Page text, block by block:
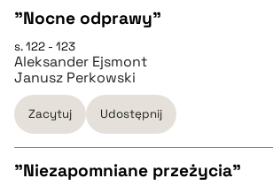
BIBTEX
pobierz cytat
CZYSTY TEKST
pobierz cytat
"Nocne odprawy"
s. 122 - 123
Aleksander Ejsmont
Janusz Perkowski
Zacytuj Udostępnij
"Niezapomniane przeżycia"